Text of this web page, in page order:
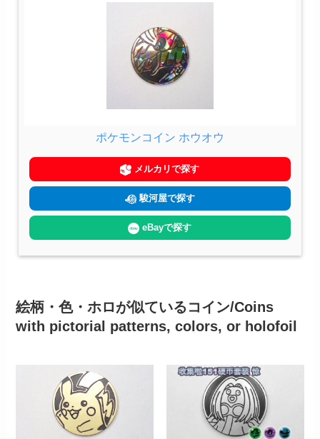
ポケモンコイン ホウオウ
メルカリで探す
駿河屋で探す
eBayで探す
絵柄・色・ホロが似ているコイン/Coins
with pictorial patterns, colors, or holofoil